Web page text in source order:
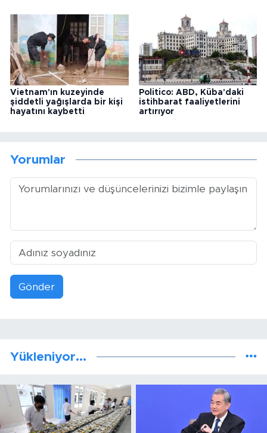
Vietnam'ın kuzeyinde
şiddetli yağışlarda bir kişi
hayatını kaybetti
Politico: ABD, Küba'daki
istihbarat faaliyetlerini
artırıyor
Yorumlar
Gönder
Yükleniyor...